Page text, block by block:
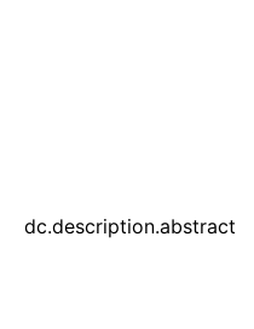
dc.description.abstract